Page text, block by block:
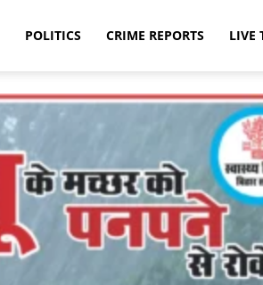
POLITICS CRIME REPORTS LIVE